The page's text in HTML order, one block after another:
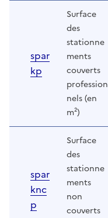
spar
kp
Surface
des
stationne
ments
couverts
profession
nels (en
m²)
spar
knc
p
Surface
des
stationne
ments
non
couverts